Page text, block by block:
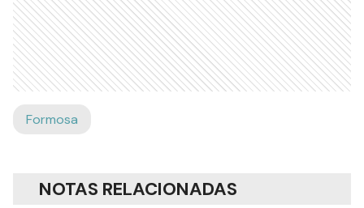
Formosa
NOTAS RELACIONADAS